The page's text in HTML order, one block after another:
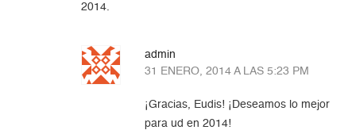
2014.
admin
31 ENERO, 2014 A LAS 5:23 PM
¡Gracias, Eudis! ¡Deseamos lo mejor
para ud en 2014!